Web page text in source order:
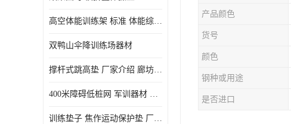
高空体能训练架 标准 体能综合训练架
双鸭山伞降训练场器材
撑杆式跳高垫 厂家介绍 廊坊舞蹈室体操垫
400米障碍低桩网 军训器材 厂家实物图
训练垫子 焦作运动保护垫 厂家销售
产品颜色
货号
颜色
钢种或用途
是否进口